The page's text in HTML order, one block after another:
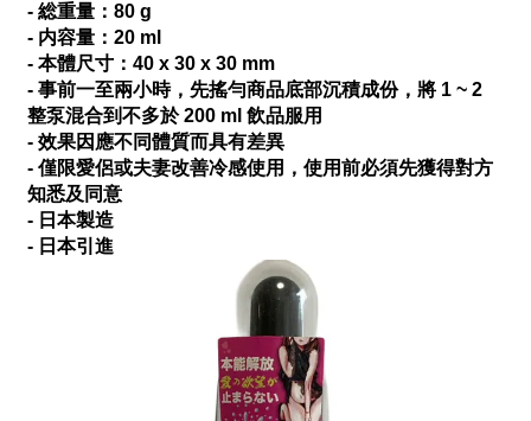
- 総重量：80 g
- 内容量：20 ml
- 本體尺寸：40 x 30 x 30 mm
- 事前一至兩小時，先搖勻商品底部沉積成份，將 1 ~ 2
整泵混合到不多於 200 ml 飲品服用
- 效果因應不同體質而具有差異
- 僅限愛侶或夫妻改善冷感使用，使用前必須先獲得對方
知悉及同意
- 日本製造
- 日本引進